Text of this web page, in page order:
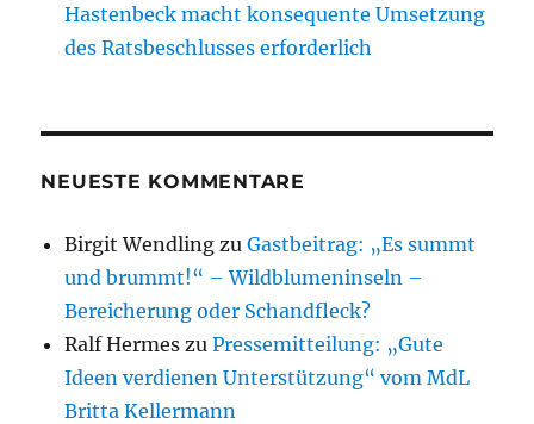
Hastenbeck macht konsequente Umsetzung
des Ratsbeschlusses erforderlich
NEUESTE KOMMENTARE
Birgit Wendling zuGastbeitrag: „Es summt
und brummt!“ – Wildblumeninseln –
Bereicherung oder Schandfleck?
Ralf Hermes zuPressemitteilung: „Gute
Ideen verdienen Unterstützung“ vom MdL
Britta Kellermann